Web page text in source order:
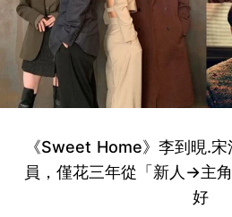
《Sweet Home》李到晛.
員，僅花三年從「新人→主
好